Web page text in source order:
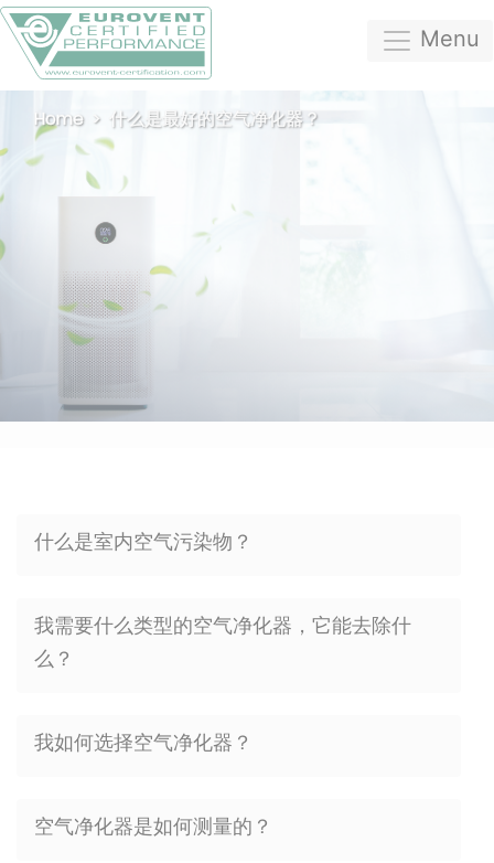
Menu
Home 什么是最好的空气净化器？
什么是室内空气污染物？
我需要什么类型的空气净化器，它能去除什
么？
我如何选择空气净化器？
空气净化器是如何测量的？